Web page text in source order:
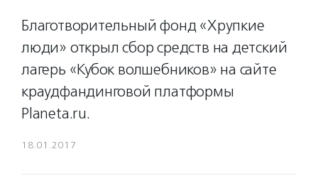
Благотворительный фонд «Хрупкие
люди» открыл сбор средств на детский
лагерь «Кубок волшебников» на сайте
краудфандинговой платформы
Planeta.ru.
18.01.2017